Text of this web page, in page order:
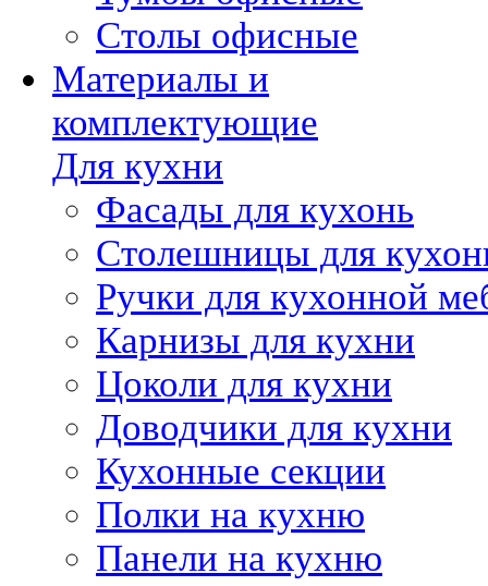
Столы офисные
Материалы и
комплектующие
Для кухни
Фасады для кухонь
Столешницы для
Ручки для кухонной
Карнизы для кухни
Цоколи для кухни
Доводчики для кухни
Кухонные секции
Полки на кухню
Панели на кухню